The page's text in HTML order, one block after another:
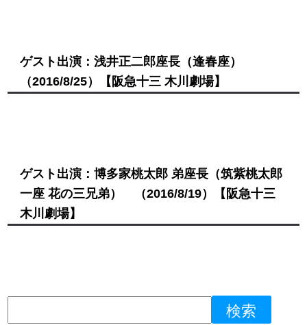
ゲスト出演：浅井正二郎座長（逢春座）
（2016/8/25）
【阪急十三 木川劇場】
ゲスト出演：博多家桃太郎 弟座長（筑紫桃太郎
一座 花の三兄弟）
（2016/8/19）
【阪急十三
木川劇場】